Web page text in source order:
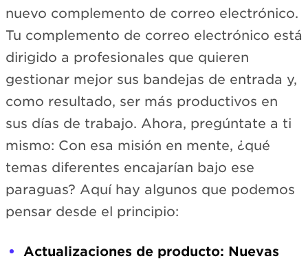
nuevo complemento de correo electrónico.
Tu complemento de correo electrónico está
dirigido a profesionales que quieren
gestionar mejor sus bandejas de entrada y,
como resultado, ser más productivos en
sus días de trabajo. Ahora, pregúntate a ti
mismo: Con esa misión en mente, ¿qué
temas diferentes encajarían bajo ese
paraguas? Aquí hay algunos que podemos
pensar desde el principio:
Actualizaciones de producto: Nuevas